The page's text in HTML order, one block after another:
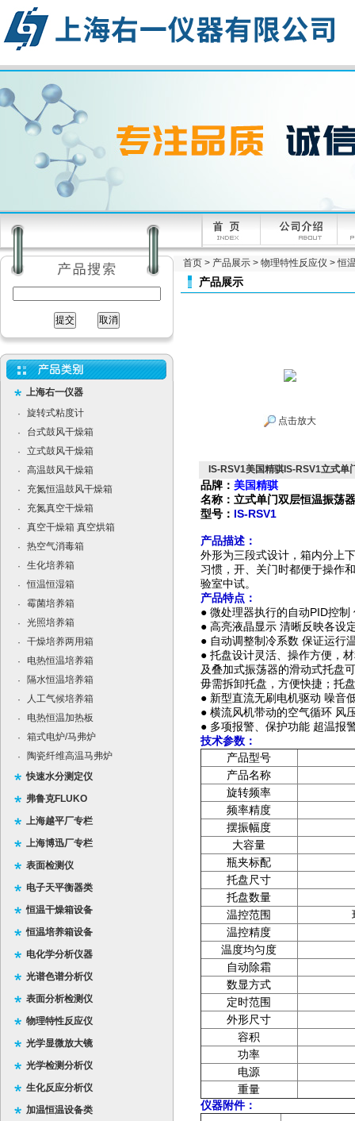
上海右一仪器
·
旋转式粘度计
·
台式鼓风干燥箱
·
立式鼓风干燥箱
·
高温鼓风干燥箱
·
充氮恒温鼓风干燥箱
·
充氮真空干燥箱
·
真空干燥箱 真空烘箱
·
热空气消毒箱
·
生化培养箱
·
恒温恒湿箱
·
霉菌培养箱
·
光照培养箱
·
干燥培养两用箱
·
电热恒温培养箱
·
隔水恒温培养箱
·
人工气候培养箱
·
电热恒温加热板
·
箱式电炉/马弗炉
·
陶瓷纤维高温马弗炉
快速水分测定仪
弗鲁克FLUKO
上海越平厂专栏
上海博迅厂专栏
表面检测仪
电子天平衡器类
恒温干燥箱设备
恒温培养箱设备
电化学分析仪器
光谱色谱分析仪
表面分析检测仪
物理特性反应仪
光学显微放大镜
光学检测分析仪
生化反应分析仪
加温恒温设备类
首页 > 产品展示 > 物理特性反应仪 >恒
产品展示
点击放大
IS-RSV1美国精骐IS-RSV1立式单
品牌： 美国精骐
名称：立式单门双层恒温振荡器
型号： IS-RSV1
产品描述：
外形为三段式设计，箱内分上
习惯，开、关门时都便于操作
验室中试。
产品特点：
● 微处理器执行的自动PID控制
● 高亮液晶显示 清晰反映各设
● 自动调整制冷系数 保证运行
● 托盘设计灵活、操作方便，
及叠加式振荡器的滑动式托盘
毋需拆卸托盘，方便快捷；托
● 新型直流无刷电机驱动 噪音
● 横流风机带动的空气循环 风
● 多项报警、保护功能 超温报
技术参数：
产品型号
产品名称
旋转频率
频率精度
摆振幅度
大容量
瓶夹标配
托盘尺寸
托盘数量
温控范围
温控精度
温度均匀度
自动除霜
数显方式
定时范围
外形尺寸
容积
功率
电源
重量
仪器附件：